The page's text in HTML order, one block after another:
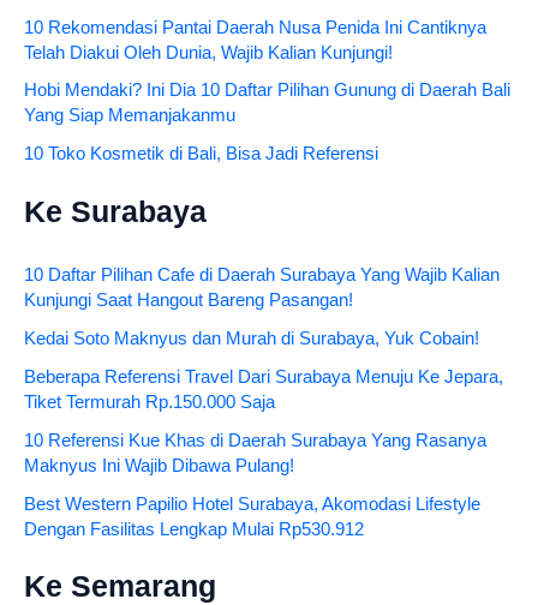
10 Rekomendasi Pantai Daerah Nusa Penida Ini Cantiknya
Telah Diakui Oleh Dunia, Wajib Kalian Kunjungi!
Hobi Mendaki? Ini Dia 10 Daftar Pilihan Gunung di Daerah Bali
Yang Siap Memanjakanmu
10 Toko Kosmetik di Bali, Bisa Jadi Referensi
Ke Surabaya
10 Daftar Pilihan Cafe di Daerah Surabaya Yang Wajib Kalian
Kunjungi Saat Hangout Bareng Pasangan!
Kedai Soto Maknyus dan Murah di Surabaya, Yuk Cobain!
Beberapa Referensi Travel Dari Surabaya Menuju Ke Jepara,
Tiket Termurah Rp.150.000 Saja
10 Referensi Kue Khas di Daerah Surabaya Yang Rasanya
Maknyus Ini Wajib Dibawa Pulang!
Best Western Papilio Hotel Surabaya, Akomodasi Lifestyle
Dengan Fasilitas Lengkap Mulai Rp530.912
Ke Semarang